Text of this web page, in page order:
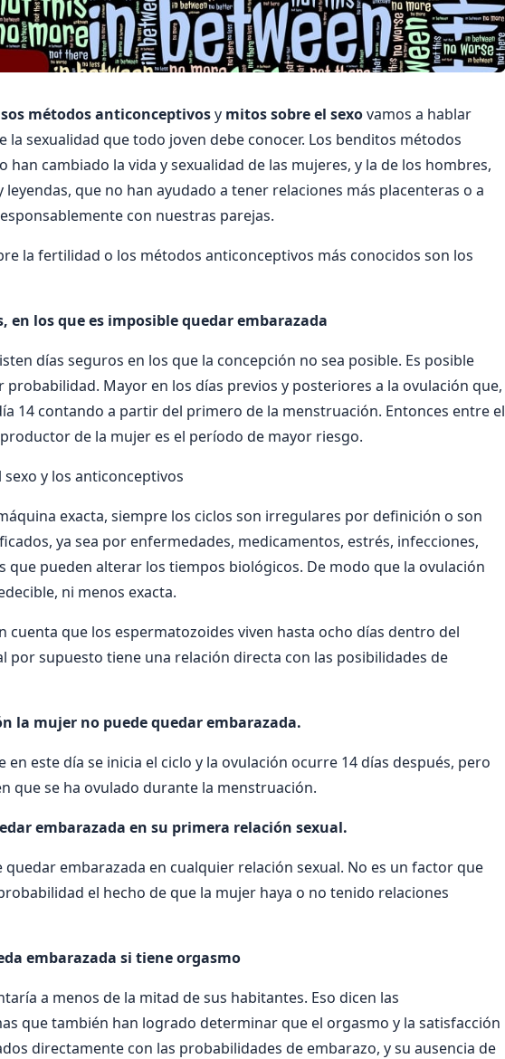
métodos anticonceptivosy mitos sobre el sexovamos a hablar
la sexualidad que todo joven debe conocer. Los benditos métodos
cambiado la vida y sexualidad de las mujeres, y la de los hombres,
leyendas, que no han ayudado a tener relaciones más placenteras o a
con nuestras parejas.
la fertilidad o los métodos anticonceptivos más conocidos son los
en los que es imposible quedar embarazada
días seguros en los que la concepción no sea posible. Es posible
Mayor en los días previos y posteriores a la ovulación que,
14 contando a partir del primero de la menstruación. Entonces entre el
de la mujer es el período de mayor riesgo.
y los anticonceptivos
exacta, siempre los ciclos son irregulares por definición o son
ya sea por enfermedades, medicamentos, estrés, infecciones,
que pueden alterar los tiempos biológicos. De modo que la ovulación
ni menos exacta.
cuenta que los espermatozoides viven hasta ocho días dentro del
por supuesto tiene una relación directa con las posibilidades de
la mujer no puede quedar embarazada.
en este día se inicia el ciclo y la ovulación ocurre 14 días después, pero
que se ha ovulado durante la menstruación.
embarazada en su primera relación sexual.
embarazada en cualquier relación sexual. No es un factor que
el hecho de que la mujer haya o no tenido relaciones
embarazada si tiene orgasmo
a menos de la mitad de sus habitantes. Eso dicen las
que también han logrado determinar que el orgasmo y la satisfacción
directamente con las probabilidades de embarazo, y su ausencia de